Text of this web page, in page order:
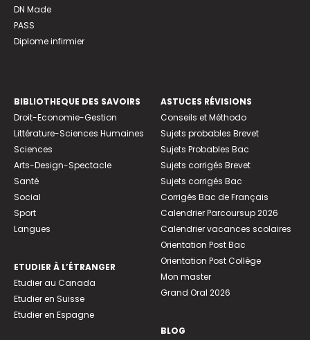
DN Made
PASS
Diplome infirmier
BIBLIOTHEQUE DES SAVOIRS
Droit-Economie-Gestion
Littérature-Sciences Humaines
Sciences
Arts-Design-Spectacle
Santé
Social
Sport
Langues
ETUDIER À L’ÉTRANGER
Etudier au Canada
Etudier en Suisse
Etudier en Espagne
ASTUCES RÉVISIONS
Conseils et Méthodo
Sujets probables Brevet
Sujets Probables Bac
Sujets corrigés Brevet
Sujets corrigés Bac
Corrigés Bac de Français
Calendrier Parcoursup 2026
Calendrier vacances scolaires
Orientation Post Bac
Orientation Post Collège
Mon master
Grand Oral 2026
BLOG